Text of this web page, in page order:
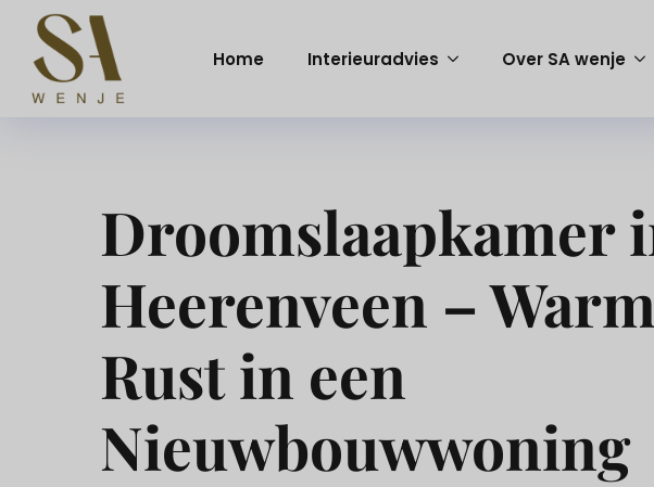
Home Interieuradvies Over SA wenje
Droomslaapkamer
Heerenveen –
Rust in een
Nieuwbouwwoning